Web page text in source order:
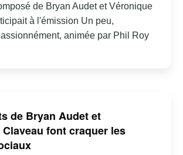
de Bryan Audet et Véronique
à l'émission Un peu,
animée par Phil Roy
de Bryan Audet et
font craquer les